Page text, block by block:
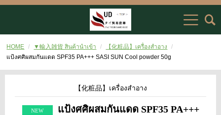
HOME ▼輸入雑貨 สินค้านำเข้า
【化粧品】เครื่องสำอาง
แป้งศศิผสมกันแดด SPF35 PA+++ SASI SUN Cool powder 50g
【化粧品】เครื่องสำอาง
แป้งศศิผสมกันแดด SPF35 PA+++